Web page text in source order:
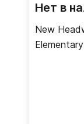
Нет в
New